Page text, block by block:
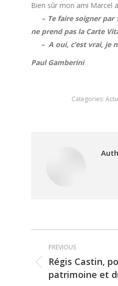
Bien sûr mon ami Marcel
– Te faire soigner par
ne prend pas la Carte
– A oui, c’est vrai, je
Paul Gamberini
Categories:
Post
PREVIOUS
Previous
post:
Régis Castin,
patrimoine et